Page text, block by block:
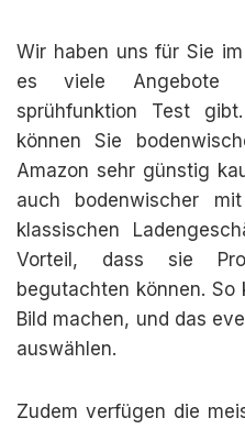
Wir haben uns für Sie
es viele Angebote
sprühfunktion Test
können Sie
Amazon sehr günstig
auch bodenwischer
klassischen
Vorteil, dass sie
begutachten können.
Bild machen, und das
auswählen.
Zudem verfügen die